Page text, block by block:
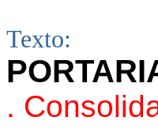
Texto:
.